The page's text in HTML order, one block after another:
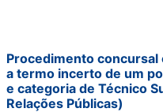
Procedimento
a termo incerto de um
e categoria de Técnico
Relações Públicas)